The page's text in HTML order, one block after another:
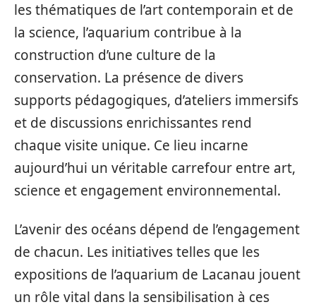
les thématiques de l’art contemporain et de
la science, l’aquarium contribue à la
construction d’une culture de la
conservation. La présence de divers
supports pédagogiques, d’ateliers immersifs
et de discussions enrichissantes rend
chaque visite unique. Ce lieu incarne
aujourd’hui un véritable carrefour entre art,
science et engagement environnemental.
L’avenir des océans dépend de l’engagement
de chacun. Les initiatives telles que les
expositions de l’aquarium de Lacanau jouent
un rôle vital dans la sensibilisation à ces